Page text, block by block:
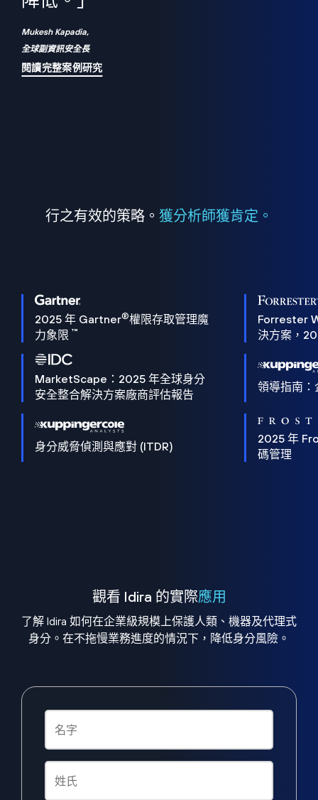
Mukesh Kapadia,
全球副資訊安全長
閱讀完整案例研究
行之有效的策略。 獲分析師獲肯定。
2025 年 Gartner®權限存取管理魔
力象限 ™
Forrester
決方案，
MarketScape：2025 年全球身分
安全整合解決方案廠商評估報告
領導指南
身分威脅偵測與應對 (ITDR)
2025 年
碼管理
觀看 Idira 的實際應用
了解 Idira 如何在企業級規模上保護人類、機器及代理式
身分。在不拖慢業務進度的情況下，降低身分風險。